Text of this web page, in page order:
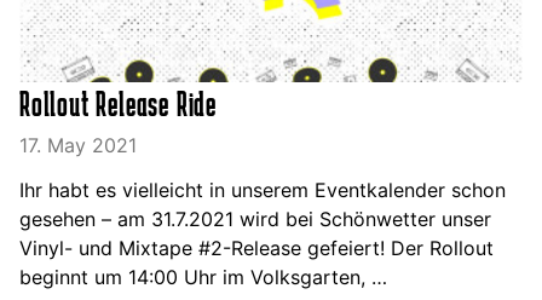
Rollout Release Ride
17. May 2021
Ihr habt es vielleicht in unserem Eventkalender schon
gesehen – am 31.7.2021 wird bei Schönwetter unser
Vinyl- und Mixtape #2-Release gefeiert! Der Rollout
beginnt um 14:00 Uhr im Volksgarten, …